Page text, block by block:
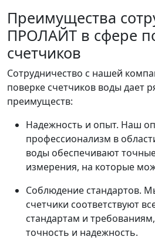
Преимущества
ПРОЛАЙТ в сфере
счетчиков
Сотрудничество с нашей
поверке счетчиков воды дает
преимуществ:
Надежность и опыт. Наш
профессионализм в
воды обеспечивают
измерения, на которые
Соблюдение стандартов.
счетчики соответствуют
стандартам и
точность и надежность.